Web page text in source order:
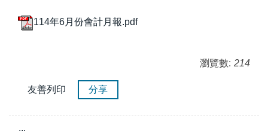
114年6月份會計月報.pdf
瀏覽數: 214
友善列印 分享